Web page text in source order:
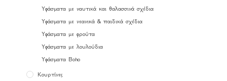
Υφάσματα με ναυτικά και θαλασσινά σχέδια
Υφάσματα με νεανικά & παιδικά σχέδια
Υφάσματα με φρούτα
Υφάσματα με λουλούδια
Υφάσματα Boho
Κουρτίνες